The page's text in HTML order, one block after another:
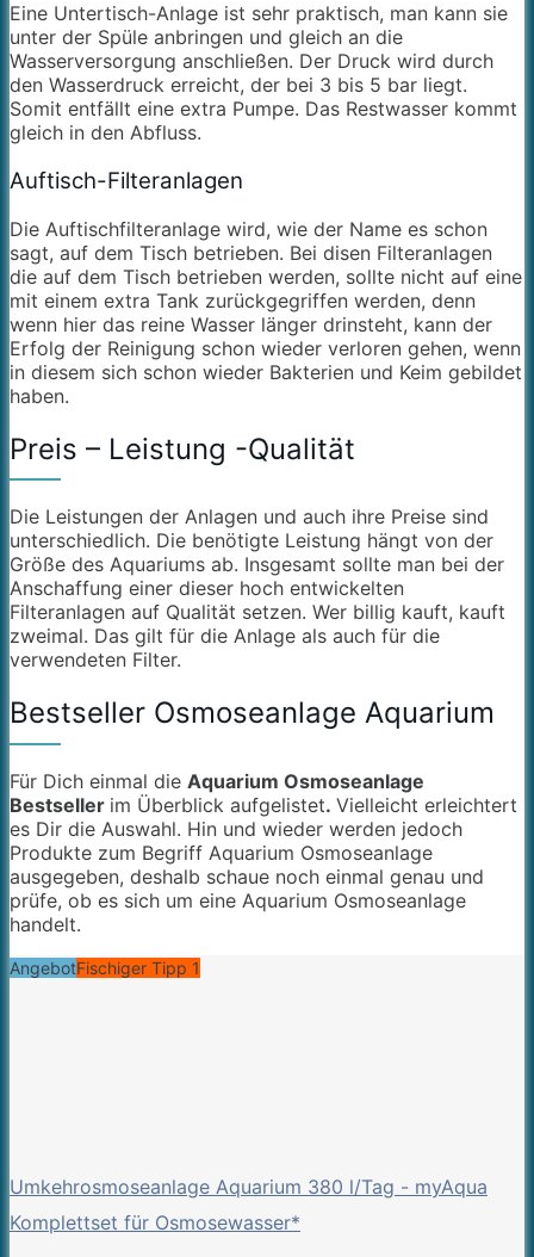
Eine Untertisch-Anlage ist sehr praktisch, man kann sie
unter der Spüle anbringen und gleich an die
Wasserversorgung anschließen. Der Druck wird durch
den Wasserdruck erreicht, der bei 3 bis 5 bar liegt.
Somit entfällt eine extra Pumpe. Das Restwasser kommt
gleich in den Abfluss.
Auftisch-Filteranlagen
Die Auftischfilteranlage wird, wie der Name es schon
sagt, auf dem Tisch betrieben. Bei disen Filteranlagen
die auf dem Tisch betrieben werden, sollte nicht auf eine
mit einem extra Tank zurückgegriffen werden, denn
wenn hier das reine Wasser länger drinsteht, kann der
Erfolg der Reinigung schon wieder verloren gehen, wenn
in diesem sich schon wieder Bakterien und Keim gebildet
haben.
Preis – Leistung -Qualität
Die Leistungen der Anlagen und auch ihre Preise sind
unterschiedlich. Die benötigte Leistung hängt von der
Größe des Aquariums ab. Insgesamt sollte man bei der
Anschaffung einer dieser hoch entwickelten
Filteranlagen auf Qualität setzen. Wer billig kauft, kauft
zweimal. Das gilt für die Anlage als auch für die
verwendeten Filter.
Bestseller Osmoseanlage Aquarium
Für Dich einmal die Aquarium Osmoseanlage
Bestseller im Überblick aufgelistet. Vielleicht erleichtert
es Dir die Auswahl. Hin und wieder werden jedoch
Produkte zum Begriff Aquarium Osmoseanlage
ausgegeben, deshalb schaue noch einmal genau und
prüfe, ob es sich um eine Aquarium Osmoseanlage
handelt.
AngebotFischiger Tipp 1
Umkehrosmoseanlage Aquarium 380 l/Tag - myAqua
Komplettset für Osmosewasser*